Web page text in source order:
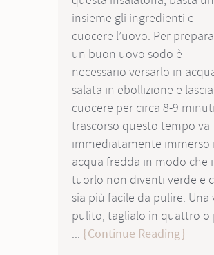
insieme gli ingredienti e
cuocere l’uovo. Per
un buon uovo sodo è
necessario versarlo in
salata in ebollizione e
cuocere per circa 8-9
trascorso questo tempo va
immediatamente immerso
acqua fredda in modo che
tuorlo non diventi verde e
sia più facile da pulire. Una
pulito, taglialo in quattro o
... Continue Reading